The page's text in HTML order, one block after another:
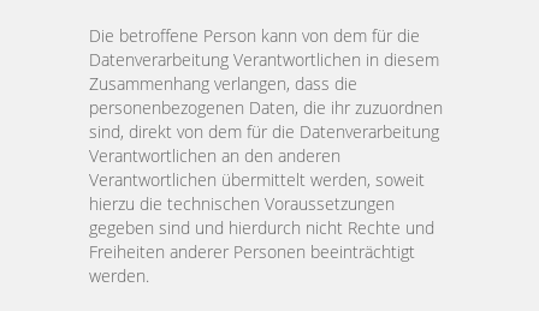
Die betroffene Person kann von dem für die
Datenverarbeitung Verantwortlichen in diesem
Zusammenhang verlangen, dass die
personenbezogenen Daten, die ihr zuzuordnen
sind, direkt von dem für die Datenverarbeitung
Verantwortlichen an den anderen
Verantwortlichen übermittelt werden, soweit
hierzu die technischen Voraussetzungen
gegeben sind und hierdurch nicht Rechte und
Freiheiten anderer Personen beeinträchtigt
werden.